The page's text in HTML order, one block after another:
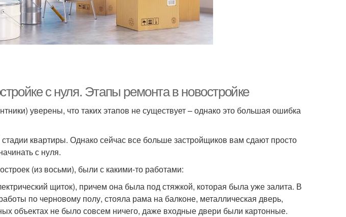
с нуля. Этапы ремонта в новостройке
уверены, что таких этапов не существует – однако это большая ошибка
стадии квартиры. Однако сейчас все больше застройщиков вам сдают просто
с нуля.
(из восьми), были с какими-то работами:
щиток), причем она была под стяжкой, которая была уже залита. В
по черновому полу, стояла рама на балконе, металлическая дверь,
объектах не было совсем ничего, даже входные двери были картонные.